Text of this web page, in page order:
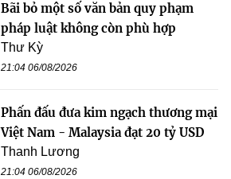
Bãi bỏ một số văn bản quy phạm
pháp luật không còn phù hợp
Thư Kỳ
21:04 06/08/2026
Phấn đấu đưa kim ngạch thương mại
Việt Nam - Malaysia đạt 20 tỷ USD
Thanh Lương
21:04 06/08/2026